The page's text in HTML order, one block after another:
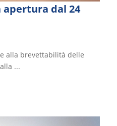
apertura dal 24
alla brevettabilità delle
...